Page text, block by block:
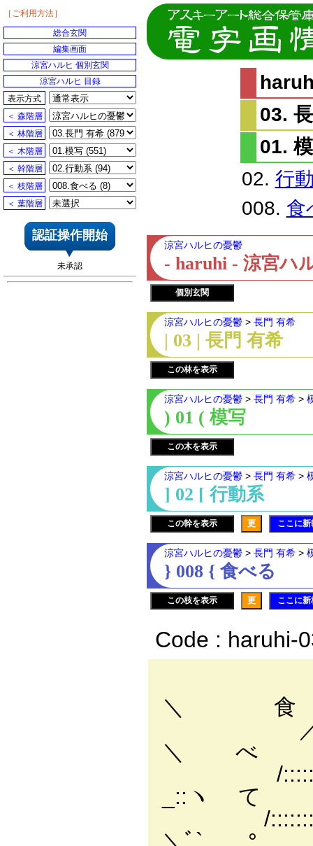
03.
01.
02. 行
008. 食
涼宮ハルヒの憂鬱
- haruhi - 涼宮ハ
個別玄関
涼宮ハルヒの憂鬱 > 長門 有希
| 03 | 長門 有希
この林を表示
涼宮ハルヒの憂鬱 > 長門 有希 >
) 01 ( 模写
この木を表示
涼宮ハルヒの憂鬱 > 長門 有希 >
] 02 [ 行動系
この幹を表示 更 ここに
涼宮ハルヒの憂鬱 > 長門 有希 >
} 008 { 食べる
この枝を表示 更 ここに
Code : haruhi-
＼ 食
／
＼ べ
/::::::/
_::ヽ て
/:::::::/
［ご利用方法］
総合玄関
編集画面
涼宮ハルヒ 個別玄関
涼宮ハルヒ 目録
表示方式
＜ 森階層
＜ 林階層
＜ 木階層
＜ 幹階層
＜ 枝階層
＜ 葉階層
認証操作開始
未承認